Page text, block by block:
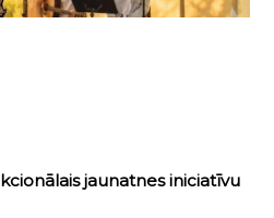
jaunatnes iniciatīvu